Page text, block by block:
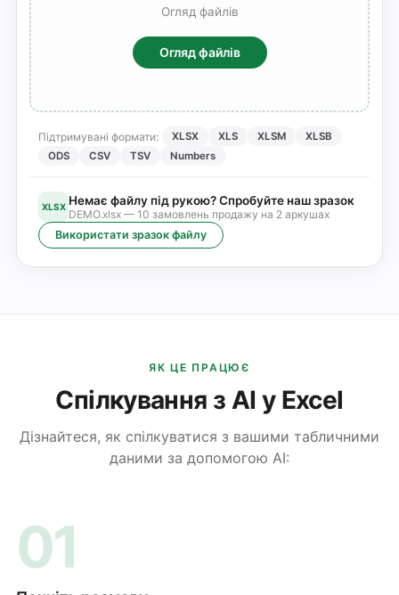
Огляд файлів
Огляд файлів
Підтримувані формати: XLSX XLS XLSM
XLSB
ODS
CSV TSV Numbers
XLSX Немає файлу під рукою? Спробуйте наш зразок
DEMO.xlsx — 10 замовлень продажу на 2 аркушах
Використати зразок файлу
ЯК ЦЕ ПРАЦЮЄ
Спілкування з AI у Excel
Дізнайтеся, як спілкуватися з вашими табличними
даними за допомогою AI:
01